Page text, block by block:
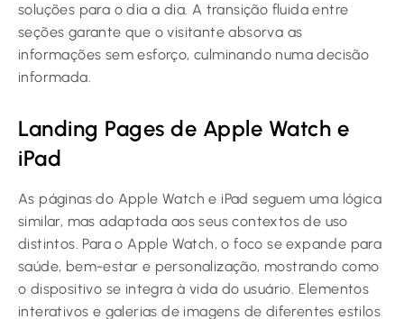
soluções para o dia a dia. A transição fluida entre
seções garante que o visitante absorva as
informações sem esforço, culminando numa decisão
informada.
Landing Pages de Apple Watch e
iPad
As páginas do Apple Watch e iPad seguem uma lógica
similar, mas adaptada aos seus contextos de uso
distintos. Para o Apple Watch, o foco se expande para
saúde, bem-estar e personalização, mostrando como
o dispositivo se integra à vida do usuário. Elementos
interativos e galerias de imagens de diferentes estilos